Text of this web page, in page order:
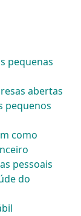
pequenas
abertas
pequenos
como
pessoais
do